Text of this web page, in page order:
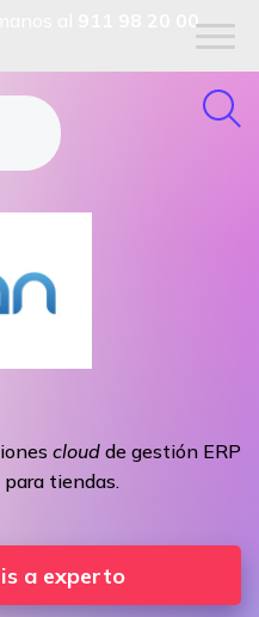
911 98 20 00
cloud de gestión ERP
tiendas.
a experto